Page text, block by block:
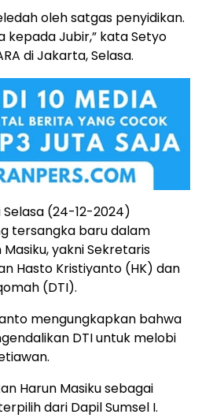
oleh satgas penyidikan.
kepada Jubir,” kata Setyo
di Jakarta, Selasa.
Selasa (24-12-2024)
tersangka baru dalam
yakni Sekretaris
Hasto Kristiyanto (HK) dan
(DTI).
mengungkapkan bahwa
DTI untuk melobi
Harun Masiku sebagai
dari Dapil Sumsel I.